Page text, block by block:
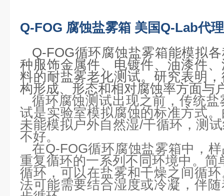
Q-FOG 腐蚀盐雾箱 美国Q-Lab代
Q-FOG循环腐蚀盐雾箱能模拟
种服饰金属件、电镀件、油漆件
料的耐盐雾老化测试。研究表明
构形成、形态和相对腐蚀率方面与
循环腐蚀测试出现之前，传统盐
试是实验室模拟腐蚀的标准方式
未能模拟户外自然湿/干循环，测
不好。
在Q-FOG循环腐蚀盐雾箱中，
重复循环的一系列不同环境中。简
循环，可以在盐雾和干燥之间循
法可能需要结合湿度或冷凝，伴